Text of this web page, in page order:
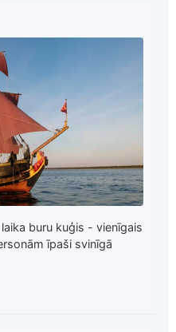
buru kuģis - vienīgais
īpaši svinīgā